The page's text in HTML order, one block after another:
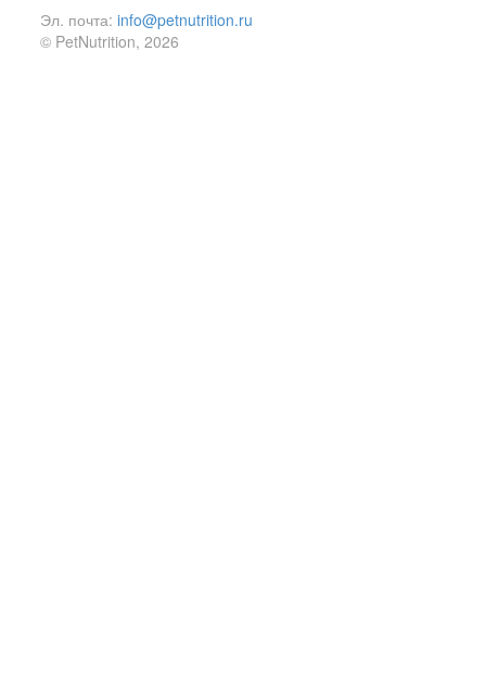
Эл. почта: info@petnutrition.ru
© PetNutrition, 2026